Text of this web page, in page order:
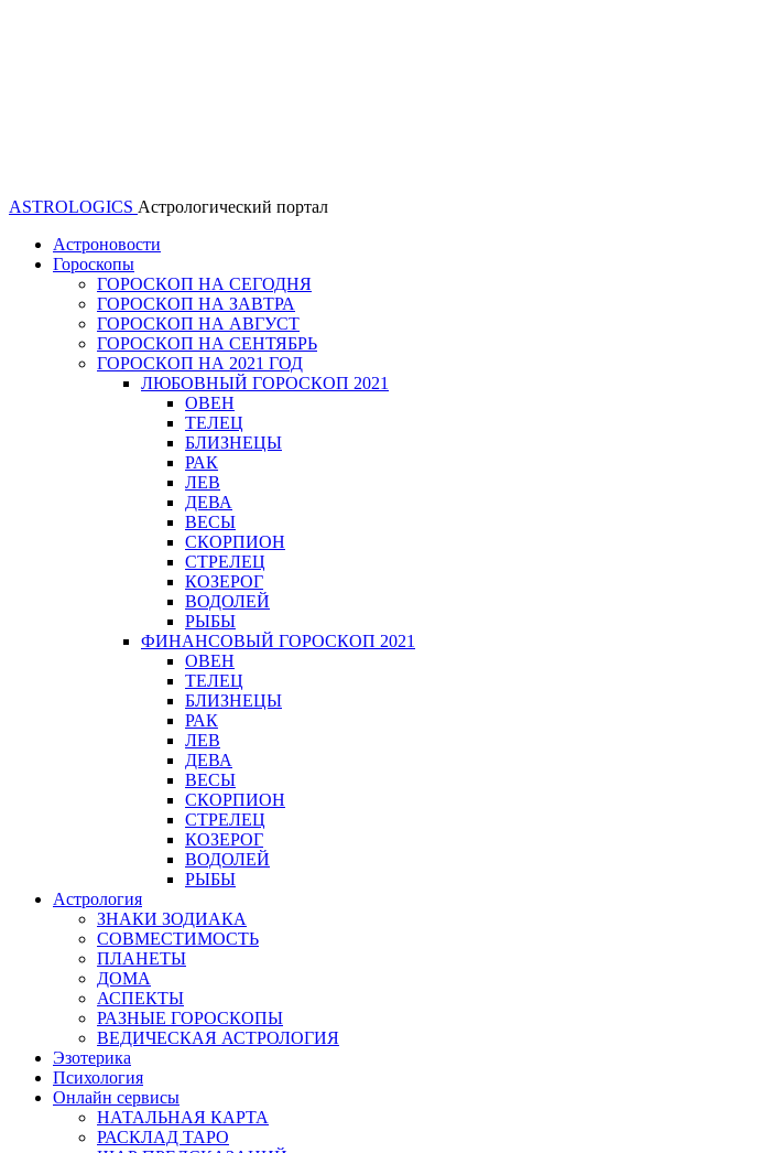
ASTROLOGICS Астрологический портал
Астроновости
Гороскопы
ГОРОСКОП НА СЕГОДНЯ
ГОРОСКОП НА ЗАВТРА
ГОРОСКОП НА АВГУСТ
ГОРОСКОП НА СЕНТЯБРЬ
ГОРОСКОП НА 2021 ГОД
ЛЮБОВНЫЙ ГОРОСКОП 2021
ОВЕН
ТЕЛЕЦ
БЛИЗНЕЦЫ
РАК
ЛЕВ
ДЕВА
ВЕСЫ
СКОРПИОН
СТРЕЛЕЦ
КОЗЕРОГ
ВОДОЛЕЙ
РЫБЫ
ФИНАНСОВЫЙ ГОРОСКОП 2021
ОВЕН
ТЕЛЕЦ
БЛИЗНЕЦЫ
РАК
ЛЕВ
ДЕВА
ВЕСЫ
СКОРПИОН
СТРЕЛЕЦ
КОЗЕРОГ
ВОДОЛЕЙ
РЫБЫ
Астрология
ЗНАКИ ЗОДИАКА
СОВМЕСТИМОСТЬ
ПЛАНЕТЫ
ДОМА
АСПЕКТЫ
РАЗНЫЕ ГОРОСКОПЫ
ВЕДИЧЕСКАЯ АСТРОЛОГИЯ
Эзотерика
Психология
Онлайн сервисы
НАТАЛЬНАЯ КАРТА
РАСКЛАД ТАРО